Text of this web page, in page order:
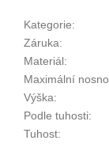
Kategorie:
Záruka:
Materiál:
Maximální
Výška:
Podle tuhosti:
Tuhost: